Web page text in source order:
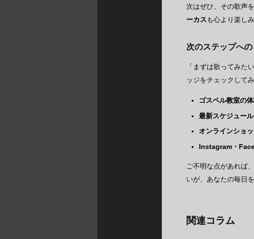
次はぜひ、その歌声
ーカスも心より楽し
次のステップへ
「まずは歌ってみた
ッジをチェックして
ゴスペル教室の
最新スケジュー
オンラインショ
Instagram・
ご不明な点があれば
いが、あなたの毎日
関連コラム